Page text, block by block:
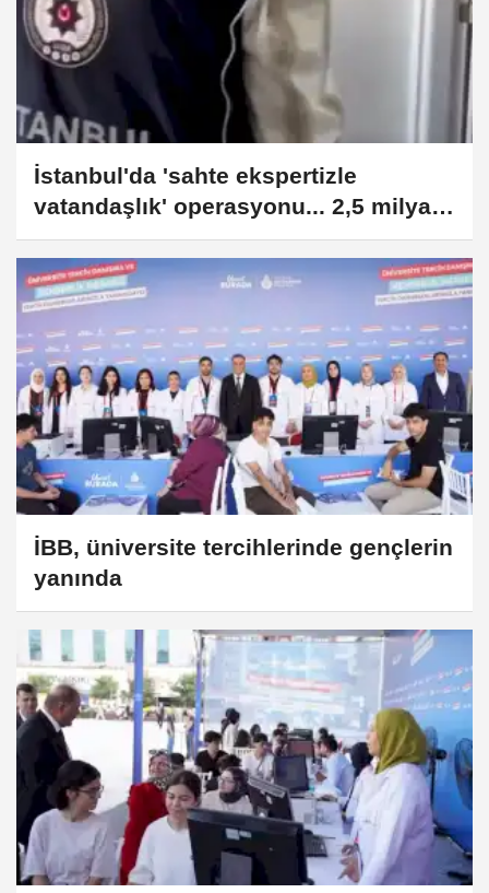
İstanbul'da 'sahte ekspertizle
vatandaşlık' operasyonu... 2,5 milyar
TL'lik usulsüzlük iddiası
İBB, üniversite tercihlerinde gençlerin
yanında